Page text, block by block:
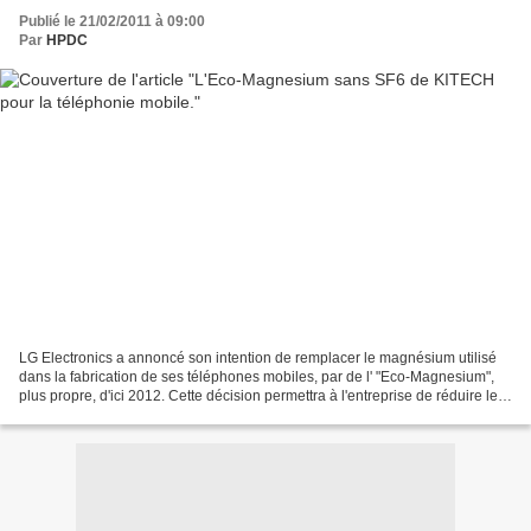
Publié le 21/02/2011 à 09:00
Par HPDC
LG Electronics a annoncé son intention de remplacer le magnésium utilisé
dans la fabrication de ses téléphones mobiles, par de l' "Eco-Magnesium",
plus propre, d'ici 2012. Cette décision permettra à l'entreprise de réduire les